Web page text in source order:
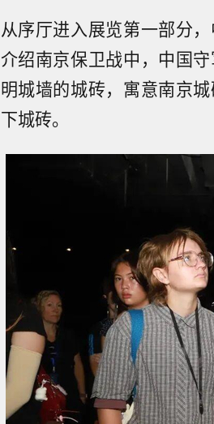
从序厅进入展览第一部分
介绍南京保卫战中，中国
明城墙的城砖，寓意南京
下城砖。